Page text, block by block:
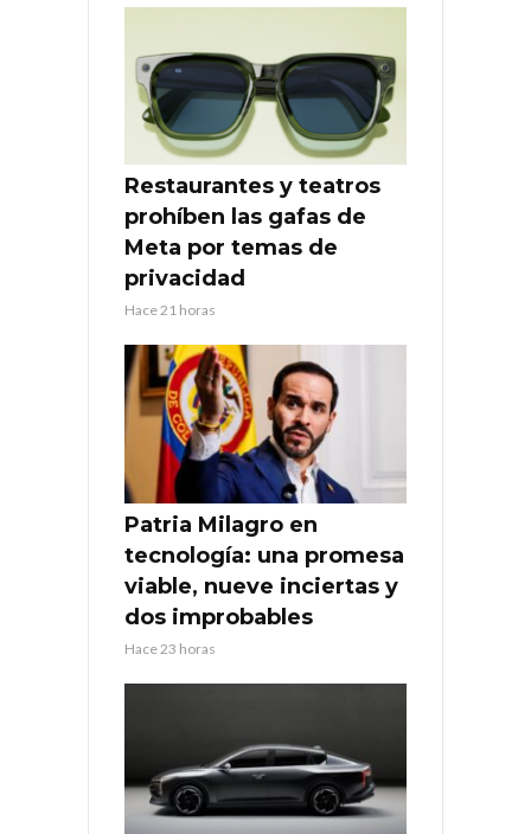
Restaurantes y teatros
prohíben las gafas de
Meta por temas de
privacidad
Hace 21 horas
Patria Milagro en
tecnología: una promesa
viable, nueve inciertas y
dos improbables
Hace 23 horas